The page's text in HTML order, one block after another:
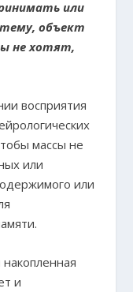
или
объект
не хотят,
восприятия
массы не
или
или
и